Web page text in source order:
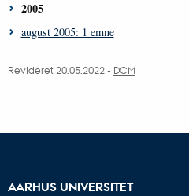
2005
august 2005: 1 emne
Revideret 20.05.2022 - DCM
AARHUS UNIVERSITET